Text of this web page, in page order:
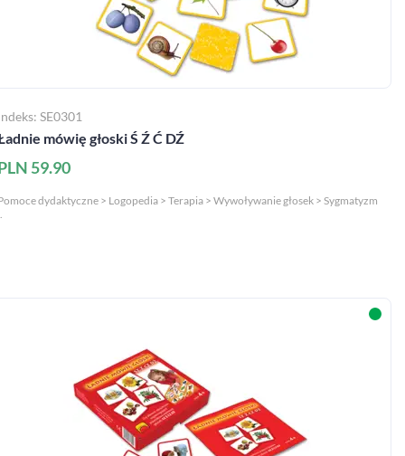
SE0301
mówię głoski Ś Ź Ć DŹ
59.90
dydaktyczne > Logopedia > Terapia > Wywoływanie głosek > Sygmatyzm